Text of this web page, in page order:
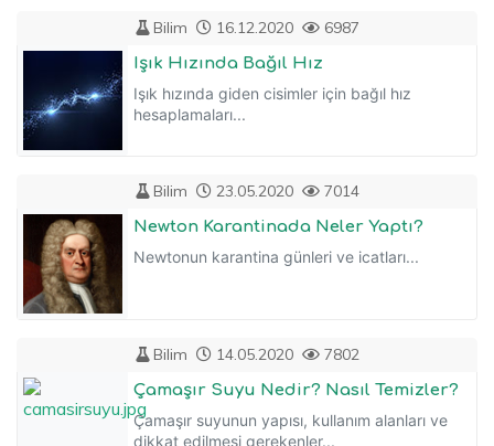
Bilim 16.12.2020 6987
Işık Hızında Bağıl Hız
Işık hızında giden cisimler için bağıl hız
hesaplamaları...
Bilim 23.05.2020 7014
Newton Karantinada Neler Yaptı?
Newtonun karantina günleri ve icatları...
Bilim 14.05.2020 7802
Çamaşır Suyu Nedir? Nasıl Temizler?
Çamaşır suyunun yapısı, kullanım alanları ve
dikkat edilmesi gerekenler...